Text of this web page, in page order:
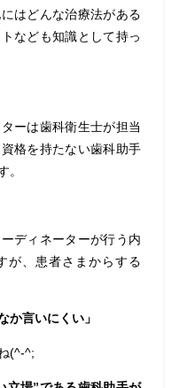
はどんな治療法がある
なども知識として持っ
ーは歯科衛生士が担当
格を持たない歯科助手
。
ディネーターが行う内
が、患者さまからする
か言いにくい」
(^-^;